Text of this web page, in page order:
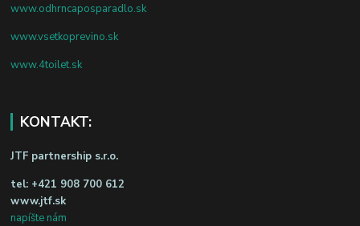
www.odhrncaposparadlo.sk
www.vsetkoprevino.sk
www.4toilet.sk
KONTAKT:
JTF partnership s.r.o.
tel: +421 908 700 612
www.jtf.sk
napíšte nám